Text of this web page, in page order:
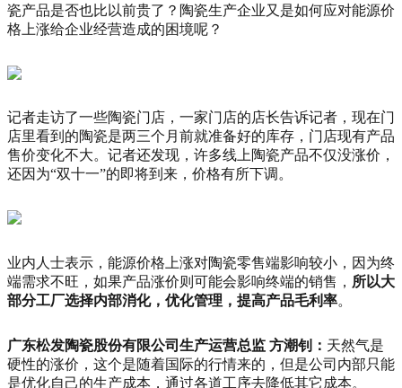
瓷产品是否也比以前贵了？陶瓷生产企业又是如何应对能源价
格上涨给企业经营造成的困境呢？
记者走访了一些陶瓷门店，一家门店的店长告诉记者，现在门
店里看到的陶瓷是两三个月前就准备好的库存，门店现有产品
售价变化不大。记者还发现，许多线上陶瓷产品不仅没涨价，
还因为“双十一”的即将到来，价格有所下调。
业内人士表示，能源价格上涨对陶瓷零售端影响较小，因为终
端需求不旺，如果产品涨价则可能会影响终端的销售， 所以大
部分工厂选择内部消化，优化管理，提高产品毛利率。
广东松发陶瓷股份有限公司生产运营总监 方潮钊： 天然气是
硬性的涨价，这个是随着国际的行情来的，但是公司内部只能
是优化自己的生产成本，通过各道工序去降低其它成本。